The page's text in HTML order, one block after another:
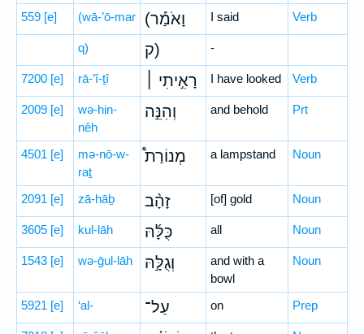
559 [e] (wā-’ō-mar (וָאֹמַ֡ר I said Verb
q) ק) -
7200 [e] rā-’î-ṯî רָאִ֣יתִי ׀ I have looked Verb
2009 [e]
wə-hin-
nêh
וְהִנֵּ֣ה and behold Prt
4501 [e]
mə-nō-w-
raṯ
מְנוֹרַת֩ a lampstand Noun
2091 [e] zā-hāḇ זָהָ֨ב [of] gold Noun
3605 [e] kul-lāh כֻּלָּ֜הּ all Noun
1543 [e] wə-ḡul-lāh וְגֻלָּ֣הּ
and with a
bowl
Noun
5921 [e] ‘al- עַל־ on Prep